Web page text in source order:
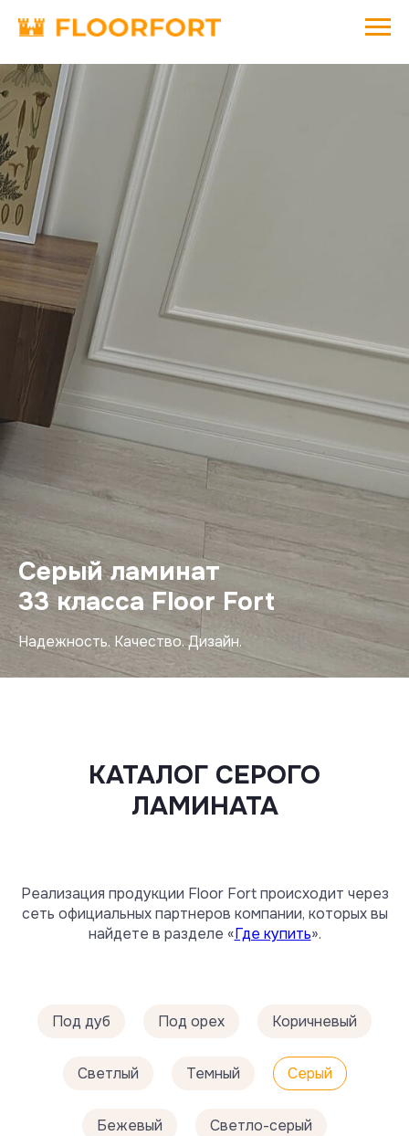
Серый ламинат
33 класса Floor Fort
Надежность. Качество. Дизайн.
КАТАЛОГ СЕРОГО
ЛАМИНАТА
Реализация продукции Floor Fort происходит через
сеть официальных партнеров компании, которых вы
найдете в разделе «Где купить».
Под дуб Под орех Коричневый
Светлый Темный Серый
Бежевый Светло-серый